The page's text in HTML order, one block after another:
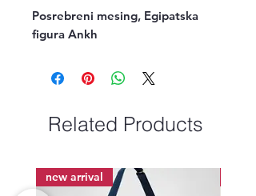
Posrebreni mesing, Egipatska
figura Ankh
Related Products
new arrival